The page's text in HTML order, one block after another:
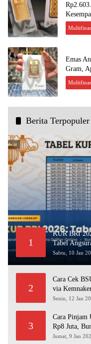
Emas
Gram,
Berita Terpopuler
1
KUR BRI
Tabel
Sabtu, 10 Jan
2
Cara Cek
via
Senin, 12 Jan
3
Cara
Rp8 Juta,
Jumat, 9 Jan